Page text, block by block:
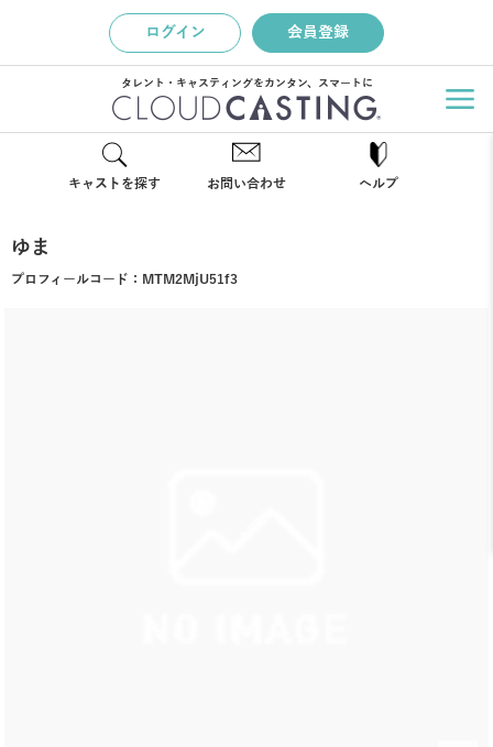
ログイン 会員登録
タレント・キャスティングをカンタン、スマートに
キャストを探す お問い合わせ ヘルプ
ゆま
プロフィールコード： MTM2MjU51f3